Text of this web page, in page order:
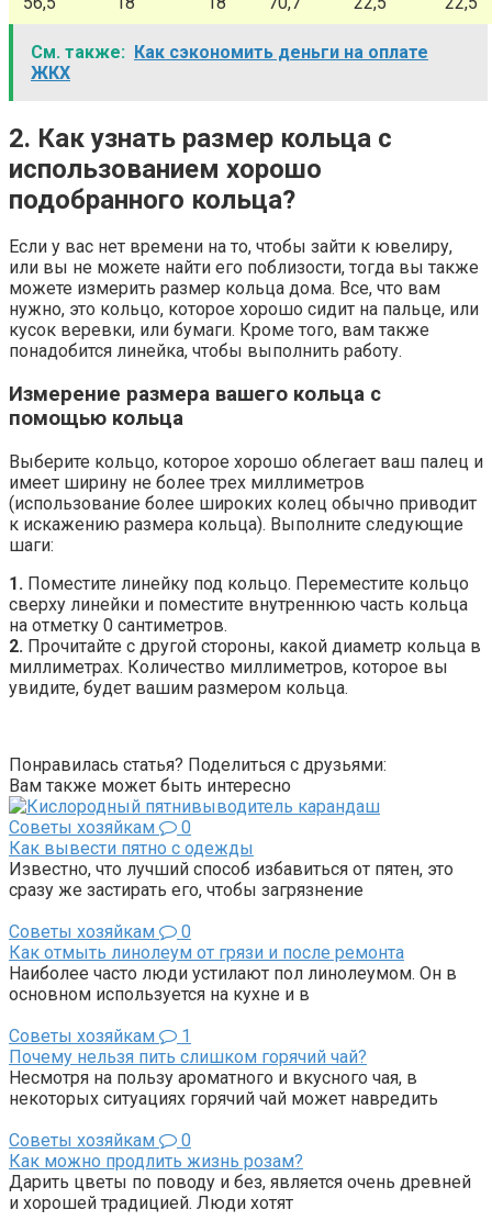
См. также: Как сэкономить деньги на оплате
ЖКХ
2. Как узнать размер кольца с
использованием хорошо
подобранного кольца?
Если у вас нет времени на то, чтобы зайти к ювелиру,
или вы не можете найти его поблизости, тогда вы также
можете измерить размер кольца дома. Все, что вам
нужно, это кольцо, которое хорошо сидит на пальце, или
кусок веревки, или бумаги. Кроме того, вам также
понадобится линейка, чтобы выполнить работу.
Измерение размера вашего кольца с
помощью кольца
Выберите кольцо, которое хорошо облегает ваш палец и
имеет ширину не более трех миллиметров
(использование более широких колец обычно приводит
к искажению размера кольца). Выполните следующие
шаги:
1. Поместите линейку под кольцо. Переместите кольцо
сверху линейки и поместите внутреннюю часть кольца
на отметку 0 сантиметров.
2. Прочитайте с другой стороны, какой диаметр кольца в
миллиметрах. Количество миллиметров, которое вы
увидите, будет вашим размером кольца.
Понравилась статья? Поделиться с друзьями:
Вам также может быть интересно
Советы хозяйкам
0
Как вывести пятно с одежды
Известно, что лучший способ избавиться от пятен, это
сразу же застирать его, чтобы загрязнение
Советы хозяйкам
0
Как отмыть линолеум от грязи и после ремонта
Наиболее часто люди устилают пол линолеумом. Он в
основном используется на кухне и в
Советы хозяйкам
1
Почему нельзя пить слишком горячий чай?
Несмотря на пользу ароматного и вкусного чая, в
некоторых ситуациях горячий чай может навредить
Советы хозяйкам
0
Как можно продлить жизнь розам?
Дарить цветы по поводу и без, является очень древней
и хорошей традицией. Люди хотят